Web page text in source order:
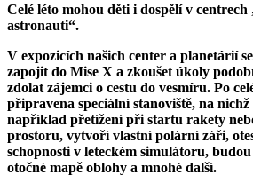
Celé léto mohou děti i dospělí v
astronauti“.
V expozicích našich center a planetárií
zapojit do Mise X a zkoušet úkoly
zdolat zájemci o cestu do vesmíru. Po
připravena speciální stanoviště, na
například přetížení při startu rakety
prostoru, vytvoří vlastní polární záři,
schopnosti v leteckém simulátoru,
otočné mapě oblohy a mnohé další.